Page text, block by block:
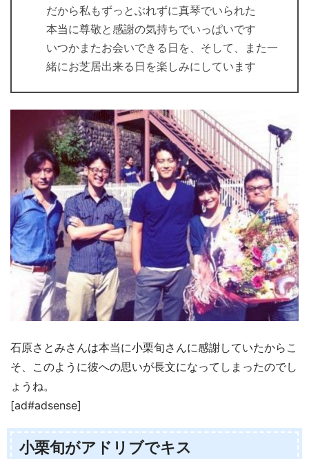
だから私もずっとぶれずに真琴でいられた
本当に尊敬と感謝の気持ちでいっぱいです
いつかまたお会いできる日を、そして、また一
緒にお芝居出来る日を楽しみにしています
石原さとみさんは本当に小栗旬さんに感謝していたからこ
そ、このように彼への思いが長文になってしまったのでし
ょうね。
[ad#adsense]
小栗旬がアドリブでキス